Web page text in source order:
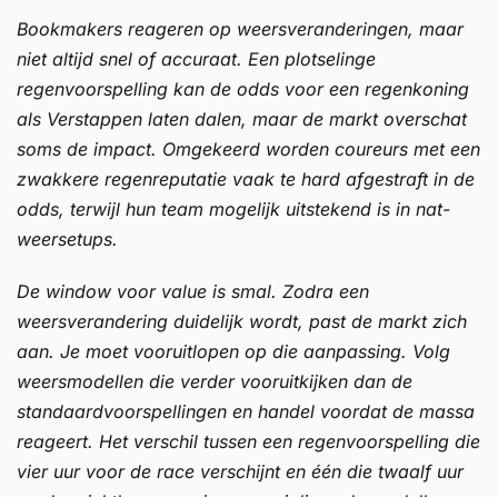
Bookmakers reageren op weersveranderingen, maar
niet altijd snel of accuraat. Een plotselinge
regenvoorspelling kan de odds voor een regenkoning
als Verstappen laten dalen, maar de markt overschat
soms de impact. Omgekeerd worden coureurs met een
zwakkere regenreputatie vaak te hard afgestraft in de
odds, terwijl hun team mogelijk uitstekend is in nat-
weersetups.
De window voor value is smal. Zodra een
weersverandering duidelijk wordt, past de markt zich
aan. Je moet vooruitlopen op die aanpassing. Volg
weersmodellen die verder vooruitkijken dan de
standaardvoorspellingen en handel voordat de massa
reageert. Het verschil tussen een regenvoorspelling die
vier uur voor de race verschijnt en één die twaalf uur